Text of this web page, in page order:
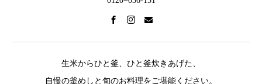
生米からひと釜、ひと釜炊きあげた、
自慢の釜めしと旬のお料理をご堪能ください。